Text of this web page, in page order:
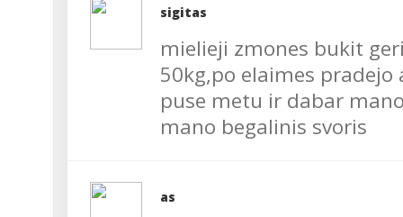
sigitas
mielieji zmones bukit
50kg,po elaimes
puse metu ir dabar
mano begalinis svoris
as